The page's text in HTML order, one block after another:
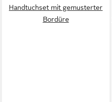
Handtuchset mit gemusterter
Bordüre